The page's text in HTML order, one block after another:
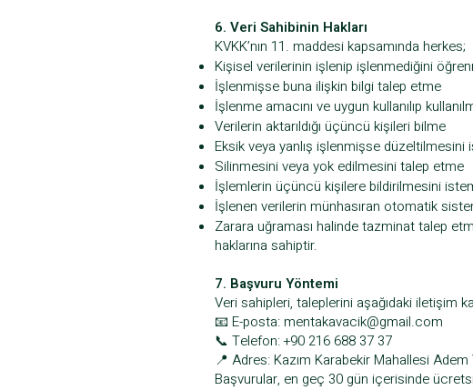
6. Veri Sahibinin Hakları
KVKK’nın 11. maddesi kapsamında herkes;
Kişisel verilerinin işlenip işlenmediğini
İşlenmişse buna ilişkin bilgi talep etme
İşlenme amacını ve uygun kullanılıp
Verilerin aktarıldığı üçüncü kişileri bilme
Eksik veya yanlış işlenmişse düzeltilmesini
Silinmesini veya yok edilmesini talep etme
İşlemlerin üçüncü kişilere bildirilmesini
İşlenen verilerin münhasıran otomatik
Zarara uğraması halinde tazminat talep
haklarına sahiptir.
7. Başvuru Yöntemi
Veri sahipleri, taleplerini aşağıdaki iletişim
📧 E-posta:mentakavacik@gmail.com
📞 Telefon: +90 216 688 37 37
📍 Adres: Kazım Karabekir Mahallesi
Başvurular, en geç 30 gün içerisinde